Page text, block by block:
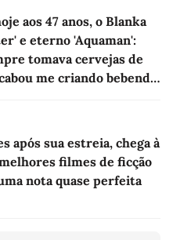
aos 47 anos, o Blanka
e eterno 'Aquaman':
tomava cervejas de
me criando bebendo
após sua estreia, chega à
filmes de ficção
nota quase perfeita